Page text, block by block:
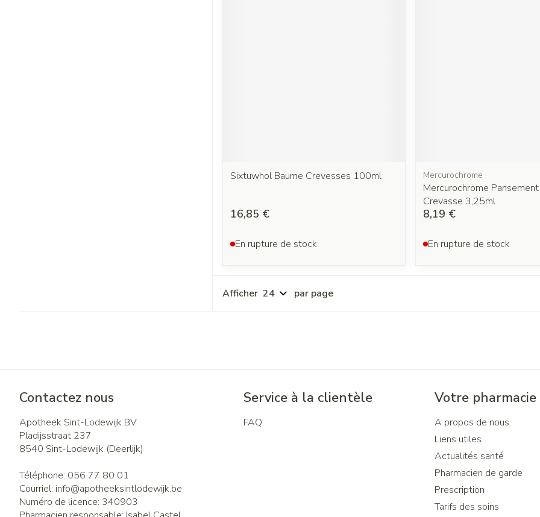
Sixtuwhol Baume Crevesses 100ml
16,85 €
En rupture de stock
Mercurochrome
Mercurochrome
Crevasse 3,25ml
8,19 €
En rupture de stock
Afficher par page
Contactez nous
Apotheek Sint-Lodewijk BV
Pladijsstraat 237
8540 Sint-Lodewijk (Deerlijk)
Téléphone: 056 77 80 01
Courriel: info@apotheeksintlodewijk.be
Numéro de licence: 340903
Service à la clientèle
FAQ
Votre pharmacie
A propos de nous
Liens utiles
Actualités santé
Pharmacien de garde
Prescription
Tarifs des soins